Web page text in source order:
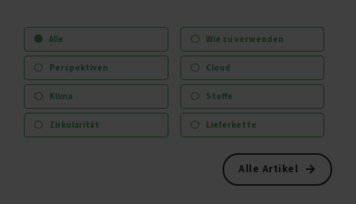
Alle Wie zu verwenden
Perspektiven Cloud
Klima Stoffe
Zirkularität Lieferkette
Alle Artikel